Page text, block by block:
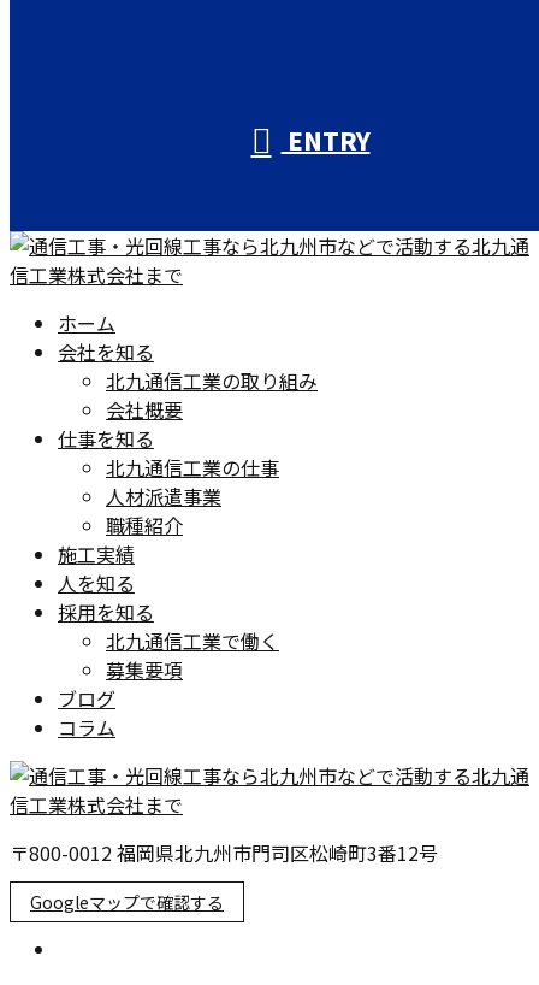
ENTRY
ホーム
会社を知る
北九通信工業の取り組み
会社概要
仕事を知る
北九通信工業の仕事
人材派遣事業
職種紹介
施工実績
人を知る
採用を知る
北九通信工業で働く
募集要項
ブログ
コラム
〒800-0012 福岡県北九州市門司区松崎町3番12号
Googleマップで確認する